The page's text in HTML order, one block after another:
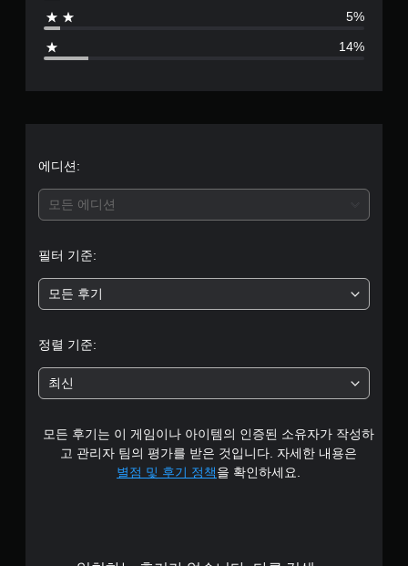
으
중
평
4
.
1
5%
14%
에디션:
모든 에디션
필터 기준:
모든 후기
정렬 기준:
최신
모든 후기는 이 게임이나 아이템의 인증된 소유자가 작성하
고 관리자 팀의 평가를 받은 것입니다. 자세한 내용은
별점 및 후기 정책을 확인하세요.